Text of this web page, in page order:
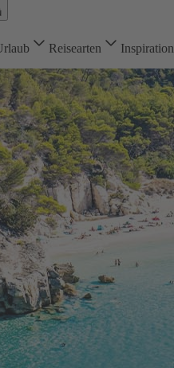
Reisearten Inspiration